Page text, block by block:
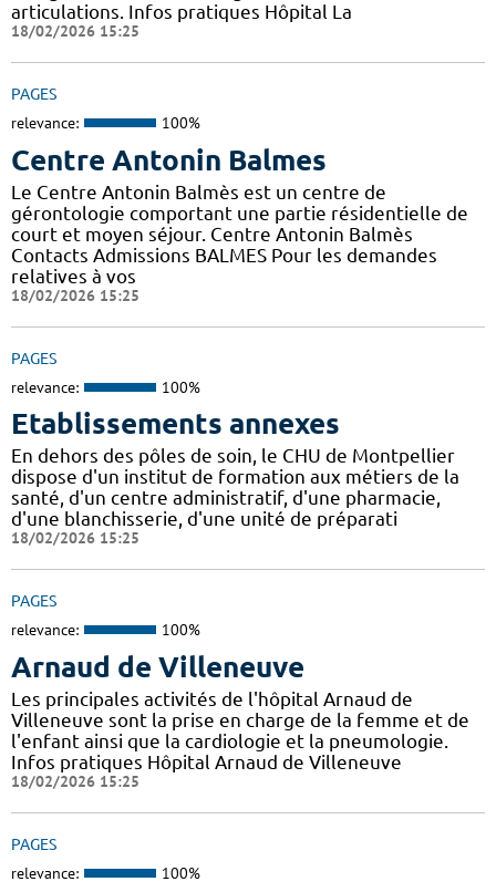
articulations. Infos pratiques Hôpital La
18/02/2026 15:25
PAGES
relevance: 100%
Centre Antonin Balmes
Le Centre Antonin Balmès est un centre de
gérontologie comportant une partie résidentielle de
court et moyen séjour. Centre Antonin Balmès
Contacts Admissions BALMES Pour les demandes
relatives à vos
18/02/2026 15:25
PAGES
relevance: 100%
Etablissements annexes
En dehors des pôles de soin, le CHU de Montpellier
dispose d'un institut de formation aux métiers de la
santé, d'un centre administratif, d'une pharmacie,
d'une blanchisserie, d'une unité de préparati
18/02/2026 15:25
PAGES
relevance: 100%
Arnaud de Villeneuve
Les principales activités de l'hôpital Arnaud de
Villeneuve sont la prise en charge de la femme et de
l'enfant ainsi que la cardiologie et la pneumologie.
Infos pratiques Hôpital Arnaud de Villeneuve
18/02/2026 15:25
PAGES
relevance: 100%